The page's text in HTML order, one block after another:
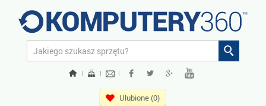
| | |
Ulubione (0)